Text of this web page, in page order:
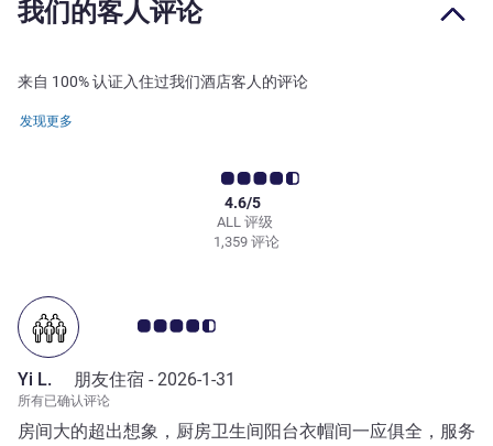
我们的客人评论
来自 100% 认证入住过我们酒店客人的评论
发现更多
ALL 评级
4.6/5
1,359 评论
客户意见评级 4.5/5
Yi L. 朋友住宿 - 2026-1-31
所有已确认评论
房间大的超出想象，厨房卫生间阳台衣帽间一应俱全，服务